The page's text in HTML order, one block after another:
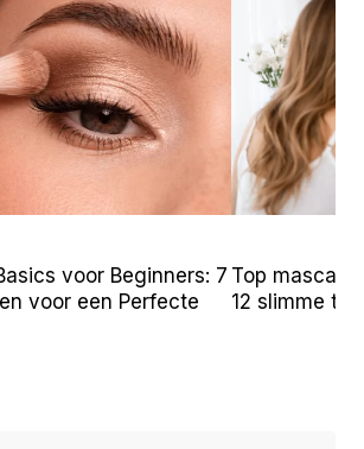
voor Beginners: 7
voor een Perfecte
Top
12 slimme